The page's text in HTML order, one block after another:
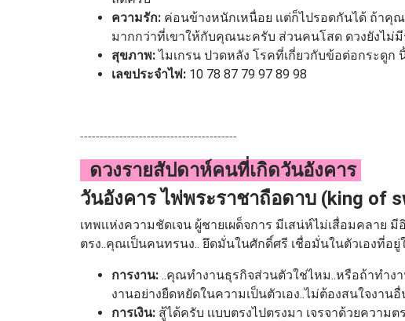
ความรัก: ค่อนข้างหนักเหนื่อย เเต่ก็ไปรอดกันได้ ถ้าคุ
มากกว่าที่เขาให้กับคุณนะครับ ส่วนคนโสด ดวงยังไม่มี
สุขภาพ:ไมเกรน ปวดหลัง โรคที่เกี่ยวกับข้อต่อกระดูก
เลขประจำไพ่: 10 78 87 79 97 89 98
----------------------------------------
ดวงรายสัปดาห์คนที่เกิดวันอังคาร
วันอังคาร ไพ่พระราชาถือดาบ (king of
เทพเเห่งความชัดเจน ผู้ชายเผด็จการ มีเสน่ห์ไม่เสื่อมคลา
ตรง..คุณเป็นคนทรนง.. ยึดมั่นในศักดิ์ศรี เชื่อมั่นในตัวเองที่อ
การงาน: ..คุณทำงานธุรกิจส่วนตัวใช่ไหม..หรือถ้าทำ
งานอย่างยืดหยัดในความเป็นตัวเอง..ไม่ต้องสนใจงาน
การเงิน: สู้ได้ครับ เเบบตรงไปตรงมา เจรจาด้วยความ